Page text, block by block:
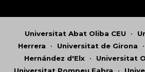
Universitat Abat Oliba CEU •
Herrera • Universitat de Girona •
Hernández d'Elx • Universitat